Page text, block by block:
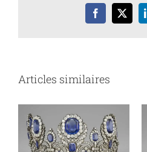
Facebook
X
Articles similaires